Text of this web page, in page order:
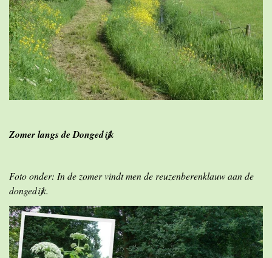
Zomer langs de Dongedijk
Foto onder: In de zomer vindt men de reuzenberenklauw aan de
dongedijk.